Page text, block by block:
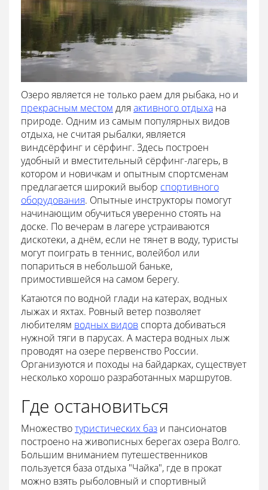
Озеро является не только раем для рыбака, но и
прекрасным местом для активного отдыха на
природе. Одним из самым популярных видов
отдыха, не считая рыбалки, является
виндсёрфинг и сёрфинг. Здесь построен
удобный и вместительный сёрфинг-лагерь, в
котором и новичкам и опытным спортсменам
предлагается широкий выбор спортивного
оборудования. Опытные инструкторы помогут
начинающим обучиться уверенно стоять на
доске. По вечерам в лагере устраиваются
дискотеки, а днём, если не тянет в воду, туристы
могут поиграть в теннис, волейбол или
попариться в небольшой баньке,
примостившейся на самом берегу.
Катаются по водной глади на катерах, водных
лыжах и яхтах. Ровный ветер позволяет
любителям водных видов спорта добиваться
нужной тяги в парусах. А мастера водных лыж
проводят на озере первенство России.
Организуются и походы на байдарках, существует
несколько хорошо разработанных маршрутов.
Где остановиться
Множествотуристических баз и пансионатов
построено на живописных берегах озера Волго.
Большим вниманием путешественников
пользуется база отдыха "Чайка", где в прокат
можно взять рыболовный и спортивный